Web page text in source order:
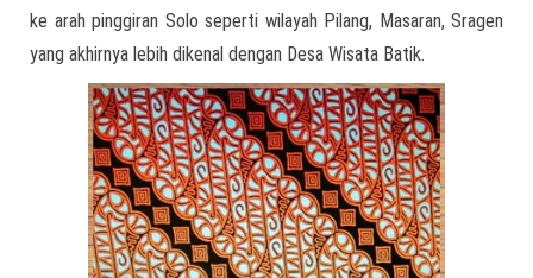
ke arah pinggiran Solo seperti wilayah Pilang, Masaran, Sragen
yang akhirnya lebih dikenal dengan Desa Wisata Batik.